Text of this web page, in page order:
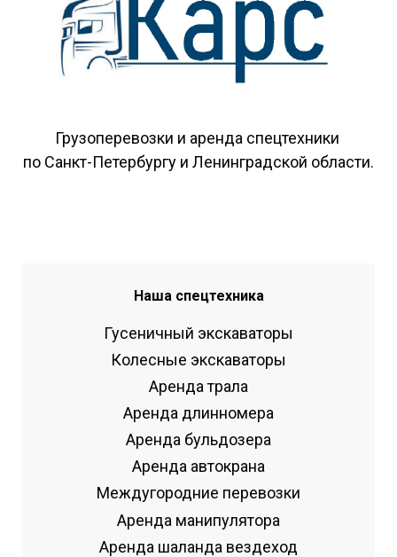
Грузоперевозки и аренда спецтехники
по Санкт-Петербургу и Ленинградской области.
Наша спецтехника
Гусеничный экскаваторы
Колесные экскаваторы
Аренда трала
Аренда длинномера
Аренда бульдозера
Аренда автокрана
Междугородние перевозки
Аренда манипулятора
Аренда шаланда вездеход